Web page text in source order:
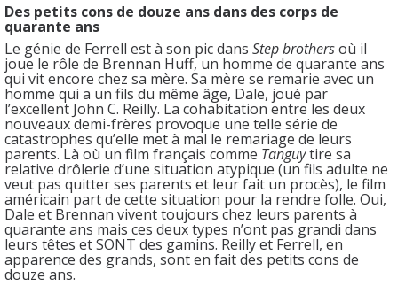
Des petits cons de douze ans dans des corps de
quarante ans
Le génie de Ferrell est à son pic dans Step brothersoù il
joue le rôle de Brennan Huff, un homme de quarante ans
qui vit encore chez sa mère. Sa mère se remarie avec un
homme qui a un fils du même âge, Dale, joué par
l’excellent John C. Reilly. La cohabitation entre les deux
nouveaux demi-frères provoque une telle série de
catastrophes qu’elle met à mal le remariage de leurs
parents. Là où un film français comme Tanguytire sa
relative drôlerie d’une situation atypique (un fils adulte ne
veut pas quitter ses parents et leur fait un procès), le film
américain part de cette situation pour la rendre folle. Oui,
Dale et Brennan vivent toujours chez leurs parents à
quarante ans mais ces deux types n’ont pas grandi dans
leurs têtes et SONT des gamins. Reilly et Ferrell, en
apparence des grands, sont en fait des petits cons de
douze ans.